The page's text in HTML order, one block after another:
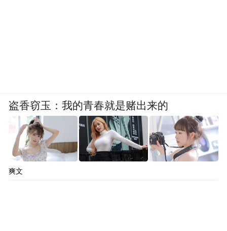
盗香窃玉：我的青春就是赌出来的
爽文